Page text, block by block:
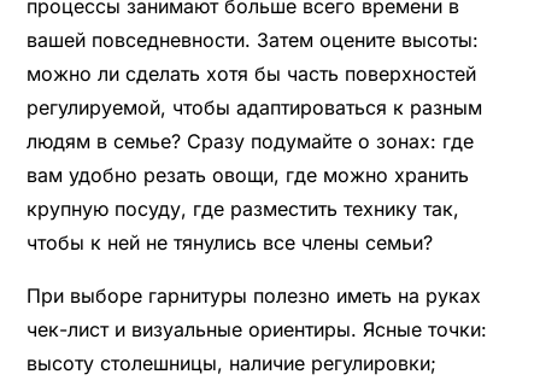
процессы занимают больше всего времени в
вашей повседневности. Затем оцените высоты:
можно ли сделать хотя бы часть поверхностей
регулируемой, чтобы адаптироваться к разным
людям в семье? Сразу подумайте о зонах: где
вам удобно резать овощи, где можно хранить
крупную посуду, где разместить технику так,
чтобы к ней не тянулись все члены семьи?
При выборе гарнитуры полезно иметь на руках
чек-лист и визуальные ориентиры. Ясные точки:
высоту столешницы, наличие регулировки;